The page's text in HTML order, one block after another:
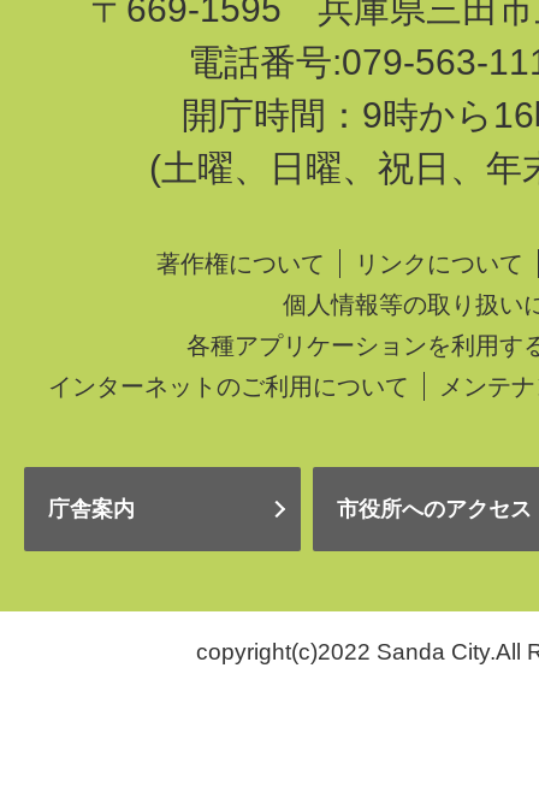
〒669-1595 兵庫県三田市
電話番号:079-563-
開庁時間：9時から
(土曜、日曜、祝日、年
著作権について
リンクについて
個人情報等の取り扱い
各種アプリケーションを利用す
インターネットのご利用について
メンテ
庁舎案内 市役所へのアクセス
copyright(c)2022 Sanda City.All